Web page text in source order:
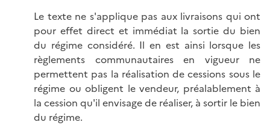
Le texte ne s'applique pas aux livraisons qui ont
pour effet direct et immédiat la sortie du bien
du régime considéré. Il en est ainsi lorsque les
règlements communautaires en vigueur ne
permettent pas la réalisation de cessions sous le
régime ou obligent le vendeur, préalablement à
la cession qu'il envisage de réaliser, à sortir le bien
du régime.